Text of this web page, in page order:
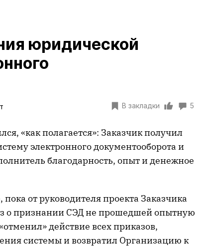
юридической
В закладки 5
«как полагается»: Заказчик получил
электронного документооборота и
благодарность, опыт и денежное
от руководителя проекта Заказчика
о признании СЭД не прошедшей опытную
действие всех приказов,
системы и возвратил Организацию к